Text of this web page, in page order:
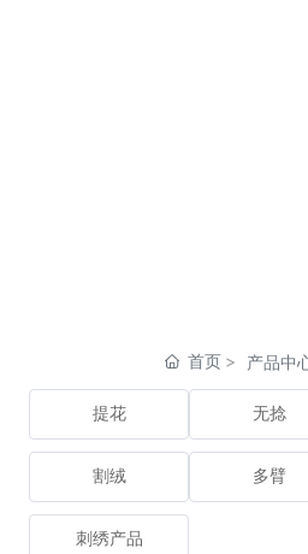
首页 产品中
提花 无捻
割绒 多臂
刺绣产品